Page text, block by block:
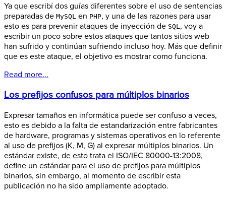
Ya que escribí dos guías diferentes sobre el uso de sentencias
preparadas de MySQL en PHP, y una de las razones para usar
esto es para prevenir ataques de inyección de SQL, voy a
escribir un poco sobre estos ataques que tantos sitios web
han sufrido y continúan sufriendo incluso hoy. Más que definir
que es este ataque, el objetivo es mostrar como funciona.
Read more...
Los prefijos confusos para múltiplos binarios
Expresar tamaños en informática puede ser confuso a veces,
esto es debido a la falta de estandarización entre fabricantes
de hardware, programas y sistemas operativos en lo referente
al uso de prefijos (K, M, G) al expresar múltiplos binarios. Un
estándar existe, de esto trata el ISO/IEC 80000-13:2008,
define un estándar para el uso de prefijos para múltiplos
binarios, sin embargo, al momento de escribir esta
publicación no ha sido ampliamente adoptado.